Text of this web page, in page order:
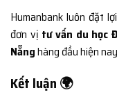
Humanbank luôn đặt
đơn vị tư vấn du học
Nẵnghàng đầu hiện
Kết luận 🌍